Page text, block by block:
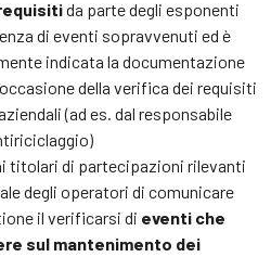
da parte degli esponenti
di eventi sopravvenuti ed è
indicata la documentazione
della verifica dei requisiti
(ad es. dal responsabile
titolari di partecipazioni rilevanti
degli operatori di comunicare
il verificarsi di eventi che
sul mantenimento dei